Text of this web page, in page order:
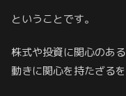
ということです。
株式や投資に関心のあ
動きに関心を持たざるを